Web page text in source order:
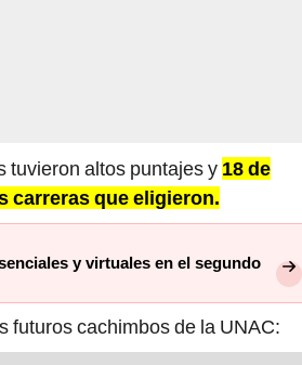
tuvieron altos puntajes y 18 de
carreras que eligieron.
y virtuales en el segundo
futuros cachimbos de la UNAC: